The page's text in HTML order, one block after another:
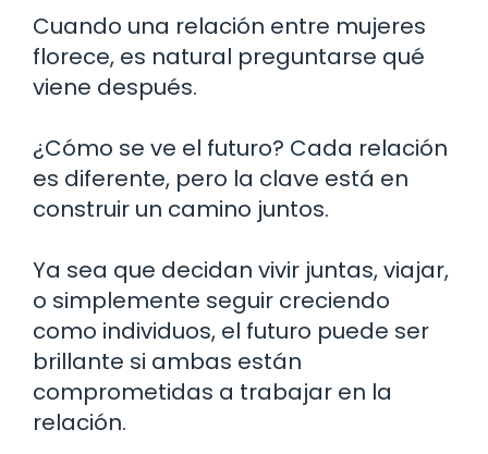
Cuando una relación entre mujeres
florece, es natural preguntarse qué
viene después.
¿Cómo se ve el futuro? Cada relación
es diferente, pero la clave está en
construir un camino juntos.
Ya sea que decidan vivir juntas, viajar,
o simplemente seguir creciendo
como individuos, el futuro puede ser
brillante si ambas están
comprometidas a trabajar en la
relación.